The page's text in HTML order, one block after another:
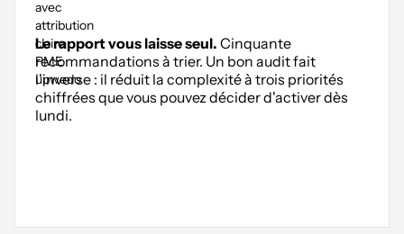
Le rapport vous laisse seul. Cinquante
recommandations à trier. Un bon audit fait
l'inverse : il réduit la complexité à trois priorités
chiffrées que vous pouvez décider d'activer dès
lundi.